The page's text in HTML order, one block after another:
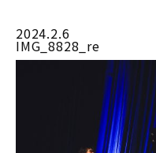
2024.2.6
IMG_8828_re